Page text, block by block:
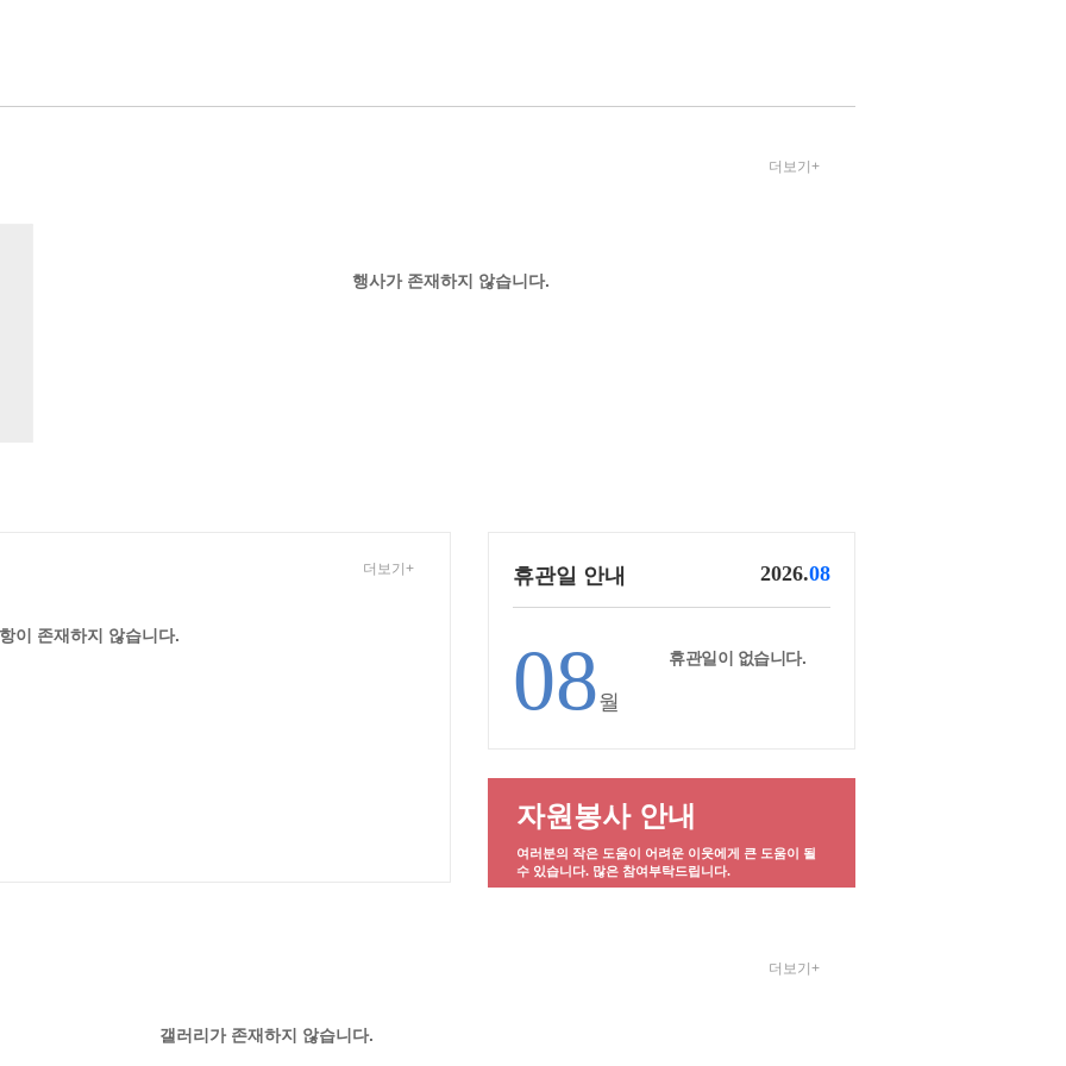
행사가 존재하지 않습니다.
더보기+
이 존재하지 않습니다.
더보기+ 휴관일 안내 2026.08
08월
휴관일이 없습니다.
자원봉사 안내
여러분의 작은 도움이 어려운 이웃에게 큰 도움이 될
수 있습니다. 많은 참여부탁드립니다.
갤러리가 존재하지 않습니다.
더보기+